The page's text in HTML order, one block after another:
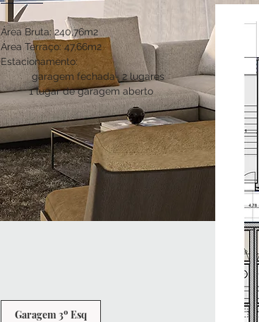
Área Bruta: 240,76m2
Área Terraço: 47,66m2
Estacionamento:
garagem fechada- 2 lugares
1 lugar de garagem aberto
Garagem 3º Esq